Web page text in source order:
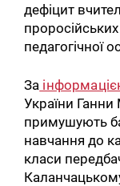
дефіцит
педагогічної
За
України Ганни
примушують
навчання до
класи